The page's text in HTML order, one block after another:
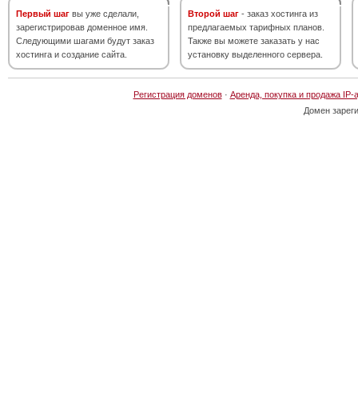
Первый шаг вы уже сделали,
зарегистрировав доменное имя.
Следующими шагами будут заказ
хостинга и создание сайта.
Второй шаг - заказ хостинга из
предлагаемых тарифных планов.
Также вы можете заказать у нас
установку выделенного сервера.
Регистрация доменов· Аренда, покупка и продажа IP-
Домен